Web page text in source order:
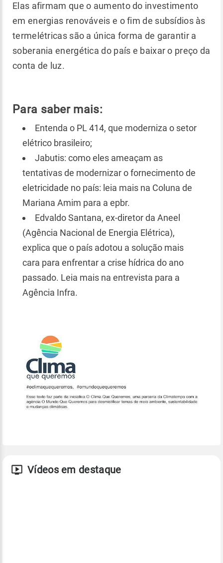
Elas afirmam que o aumento do investimento
em energias renováveis e o fim de subsídios às
termelétricas são a única forma de garantir a
soberania energética do país e baixar o preço da
conta de luz.
Para saber mais:
Entenda o PL 414, que moderniza o setor
elétrico brasileiro;
Jabutis: como eles ameaçam as
tentativas de modernizar o fornecimento de
eletricidade no país: leia mais na Coluna de
Mariana Amim para a epbr.
Edvaldo Santana, ex-diretor da Aneel
(Agência Nacional de Energia Elétrica),
explica que o país adotou a solução mais
cara para enfrentar a crise hídrica do ano
passado. Leia mais na entrevista para a
Agência Infra.
Vídeos em destaque